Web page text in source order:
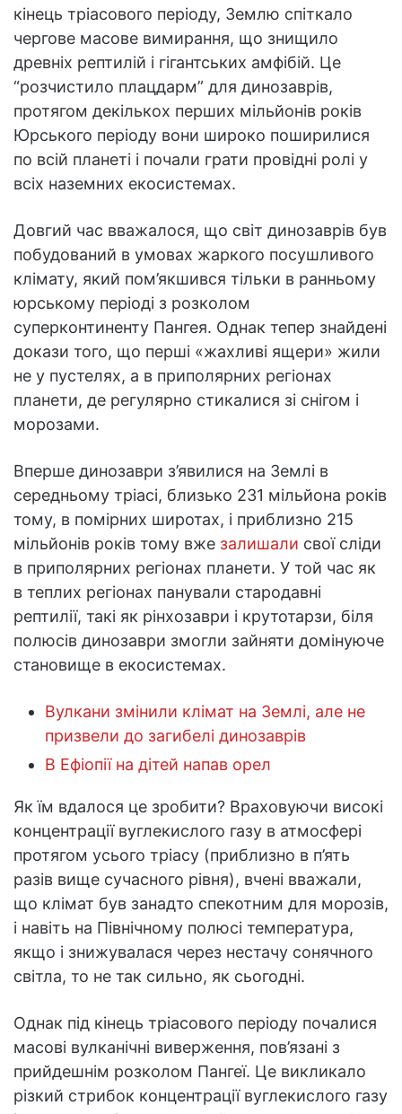
кінець тріасового періоду, Землю спіткало
чергове масове вимирання, що знищило
древніх рептилій і гігантських амфібій. Це
“розчистило плацдарм” для динозаврів,
протягом декількох перших мільйонів років
Юрського періоду вони широко поширилися
по всій планеті і почали грати провідні ролі у
всіх наземних екосистемах.
Довгий час вважалося, що світ динозаврів був
побудований в умовах жаркого посушливого
клімату, який пом’якшився тільки в ранньому
юрському періоді з розколом
суперконтиненту Пангея. Однак тепер знайдені
докази того, що перші «жахливі ящери» жили
не у пустелях, а в приполярних регіонах
планети, де регулярно стикалися зі снігом і
морозами.
Вперше динозаври з’явилися на Землі в
середньому тріасі, близько 231 мільйона років
тому, в помірних широтах, і приблизно 215
мільйонів років тому вже залишали свої сліди
в приполярних регіонах планети. У той час як
в теплих регіонах панували стародавні
рептилії, такі як рінхозаври і крутотарзи, біля
полюсів динозаври змогли зайняти домінуюче
становище в екосистемах.
Вулкани змінили клімат на Землі, але не
призвели до загибелі динозаврів
В Ефіопії на дітей напав орел
Як їм вдалося це зробити? Враховуючи високі
концентрації вуглекислого газу в атмосфері
протягом усього тріасу (приблизно в п’ять
разів вище сучасного рівня), вчені вважали,
що клімат був занадто спекотним для морозів,
і навіть на Північному полюсі температура,
якщо і знижувалася через нестачу сонячного
світла, то не так сильно, як сьогодні.
Однак під кінець тріасового періоду почалися
масові вулканічні виверження, пов’язані з
прийдешнім розколом Пангеї. Це викликало
різкий стрибок концентрації вуглекислого газу